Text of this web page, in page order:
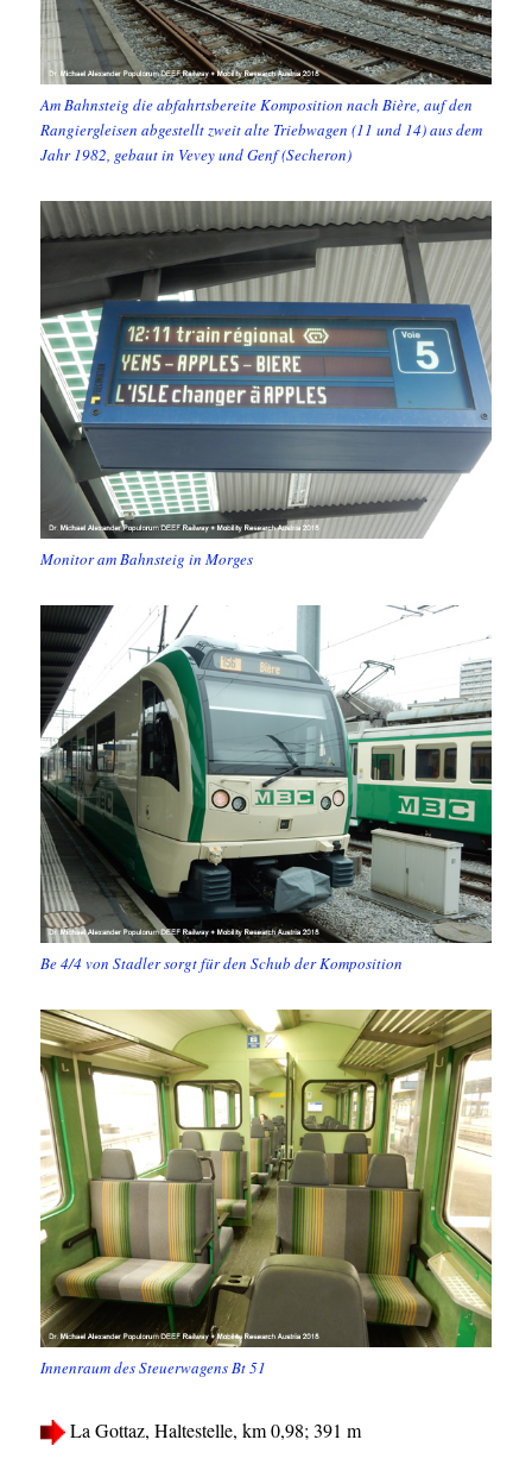
Am Bahnsteig die abfahrtsbereite Komposition nach Bière, auf den
Rangiergleisen abgestellt zweit alte Triebwagen (11 und 14) aus dem
Jahr 1982, gebaut in Vevey und Genf (Secheron)
Monitor am Bahnsteig in Morges
Be 4/4 von Stadler sorgt für den Schub der Komposition
Innenraum des Steuerwagens Bt 51
La Gottaz, Haltestelle, km 0,98; 391 m